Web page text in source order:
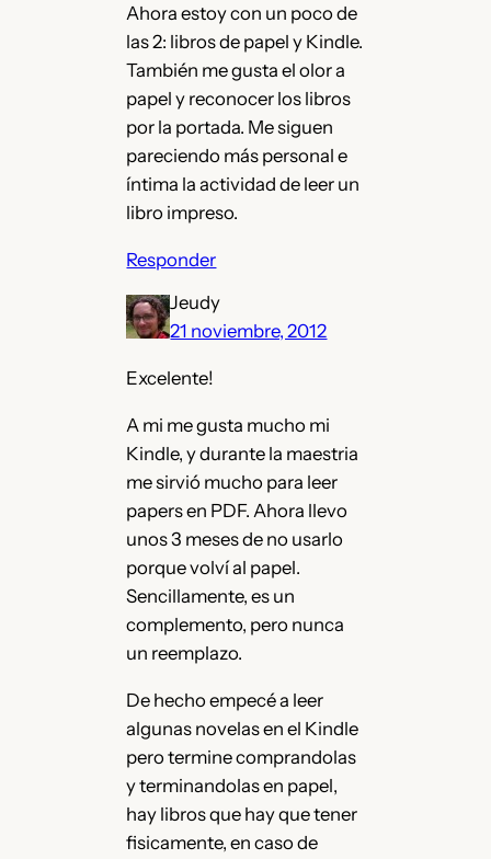
Ahora estoy con un poco de
las 2: libros de papel y Kindle.
También me gusta el olor a
papel y reconocer los libros
por la portada. Me siguen
pareciendo más personal e
íntima la actividad de leer un
libro impreso.
Responder
Jeudy
21 noviembre, 2012
Excelente!
A mi me gusta mucho mi
Kindle, y durante la maestria
me sirvió mucho para leer
papers en PDF. Ahora llevo
unos 3 meses de no usarlo
porque volví al papel.
Sencillamente, es un
complemento, pero nunca
un reemplazo.
De hecho empecé a leer
algunas novelas en el Kindle
pero termine comprandolas
y terminandolas en papel,
hay libros que hay que tener
fisicamente, en caso de